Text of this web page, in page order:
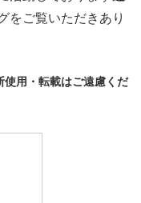
をご覧いただきあり
用・転載はご遠慮くだ